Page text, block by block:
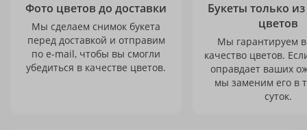
Фото цветов до доставки
Мы сделаем снимок букета
перед доставкой и отправим
по e-mail, чтобы вы смогли
убедиться в качестве цветов.
Букеты только
цветов
Мы гарантируем
качество цветов.
оправдает ваших
мы заменим его в
суток.